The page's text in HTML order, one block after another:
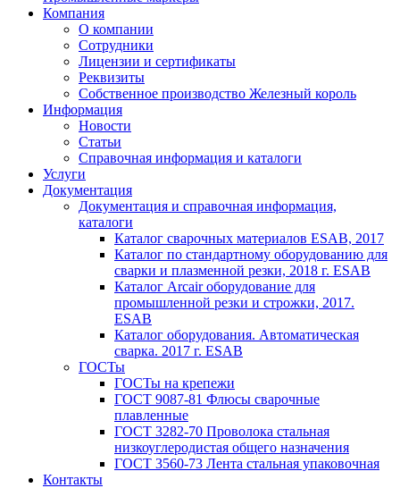
Компания
О компании
Сотрудники
Лицензии и сертификаты
Реквизиты
Собственное производство Железный король
Информация
Новости
Статьи
Справочная информация и каталоги
Услуги
Документация
Документация и справочная информация,
каталоги
Каталог сварочных материалов ESAB, 2017
Каталог по стандартному оборудованию для
сварки и плазменной резки, 2018 г. ESAB
Каталог Arcair оборудование для
промышленной резки и строжки, 2017.
ESAB
Каталог оборудования. Автоматическая
сварка. 2017 г. ESAB
ГОСТы
ГОСТы на крепежи
ГОСТ 9087-81 Флюсы сварочные
плавленные
ГОСТ 3282-70 Проволока стальная
низкоуглеродистая общего назначения
ГОСТ 3560-73 Лента стальная упаковочная
Контакты